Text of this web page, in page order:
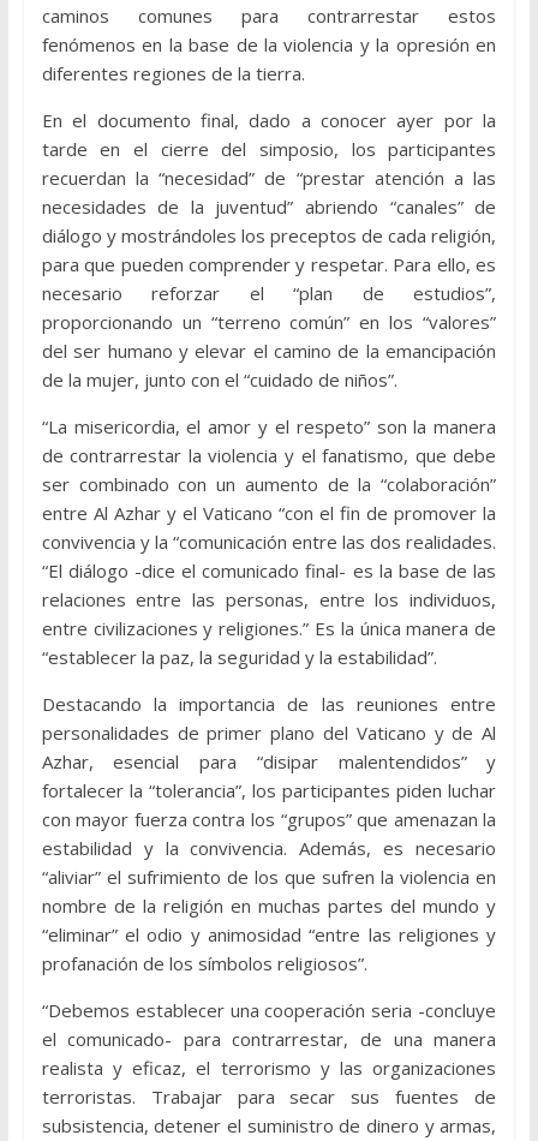
caminos comunes para contrarrestar estos
fenómenos en la base de la violencia y la opresión en
diferentes regiones de la tierra.
En el documento final, dado a conocer ayer por la
tarde en el cierre del simposio, los participantes
recuerdan la “necesidad” de “prestar atención a las
necesidades de la juventud” abriendo “canales” de
diálogo y mostrándoles los preceptos de cada religión,
para que pueden comprender y respetar. Para ello, es
necesario reforzar el “plan de estudios”,
proporcionando un “terreno común” en los “valores”
del ser humano y elevar el camino de la emancipación
de la mujer, junto con el “cuidado de niños”.
“La misericordia, el amor y el respeto” son la manera
de contrarrestar la violencia y el fanatismo, que debe
ser combinado con un aumento de la “colaboración”
entre Al Azhar y el Vaticano “con el fin de promover la
convivencia y la “comunicación entre las dos realidades.
“El diálogo -dice el comunicado final- es la base de las
relaciones entre las personas, entre los individuos,
entre civilizaciones y religiones.” Es la única manera de
“establecer la paz, la seguridad y la estabilidad”.
Destacando la importancia de las reuniones entre
personalidades de primer plano del Vaticano y de Al
Azhar, esencial para “disipar malentendidos” y
fortalecer la “tolerancia”, los participantes piden luchar
con mayor fuerza contra los “grupos” que amenazan la
estabilidad y la convivencia. Además, es necesario
“aliviar” el sufrimiento de los que sufren la violencia en
nombre de la religión en muchas partes del mundo y
“eliminar” el odio y animosidad “entre las religiones y
profanación de los símbolos religiosos”.
“Debemos establecer una cooperación seria -concluye
el comunicado- para contrarrestar, de una manera
realista y eficaz, el terrorismo y las organizaciones
terroristas. Trabajar para secar sus fuentes de
subsistencia, detener el suministro de dinero y armas,